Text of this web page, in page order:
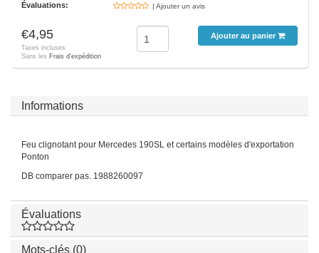
Évaluations:
| Ajouter un avis
€4,95
Taxes incluses
Sans les Frais d'expédition
Ajouter au panier
Informations
Feu clignotant pour Mercedes 190SL et certains modèles d'exportation
Ponton
DB comparer pas. 1988260097
Évaluations
Mots-clés (0)